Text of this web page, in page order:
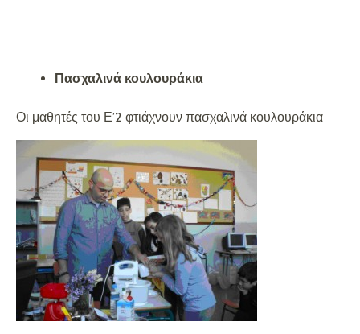
Πασχαλινά κουλουράκια
Οι μαθητές του Ε’2 φτιάχνουν πασχαλινά κουλουράκια